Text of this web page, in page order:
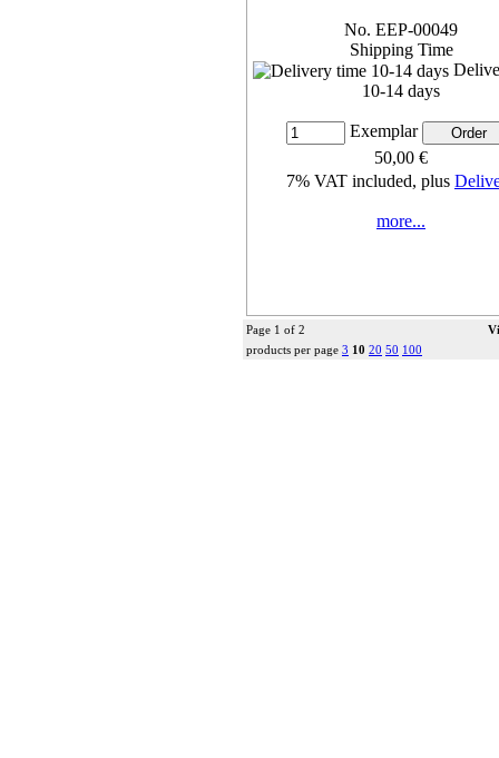
No. EEP-00049
Shipping Time
10-14 days
Exemplar
50,00 €
7% VAT included, plus
more...
Page 1 of 2
products per page 3 10 20 50 100